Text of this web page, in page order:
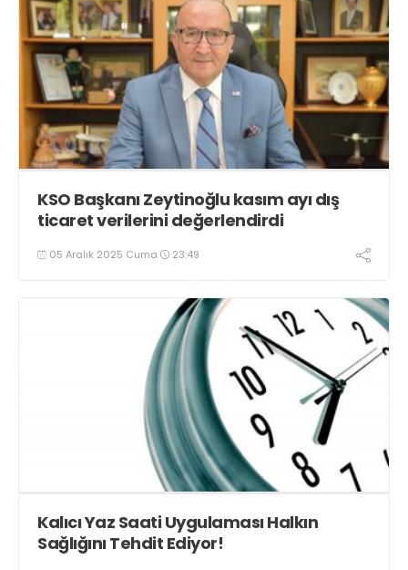
KSO Başkanı Zeytinoğlu kasım ayı dış
ticaret verilerini değerlendirdi
05 Aralık 2025 Cuma 23:49
Kalıcı Yaz Saati Uygulaması Halkın
Sağlığını Tehdit Ediyor!